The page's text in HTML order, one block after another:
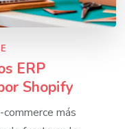
ERP
Shopify
más